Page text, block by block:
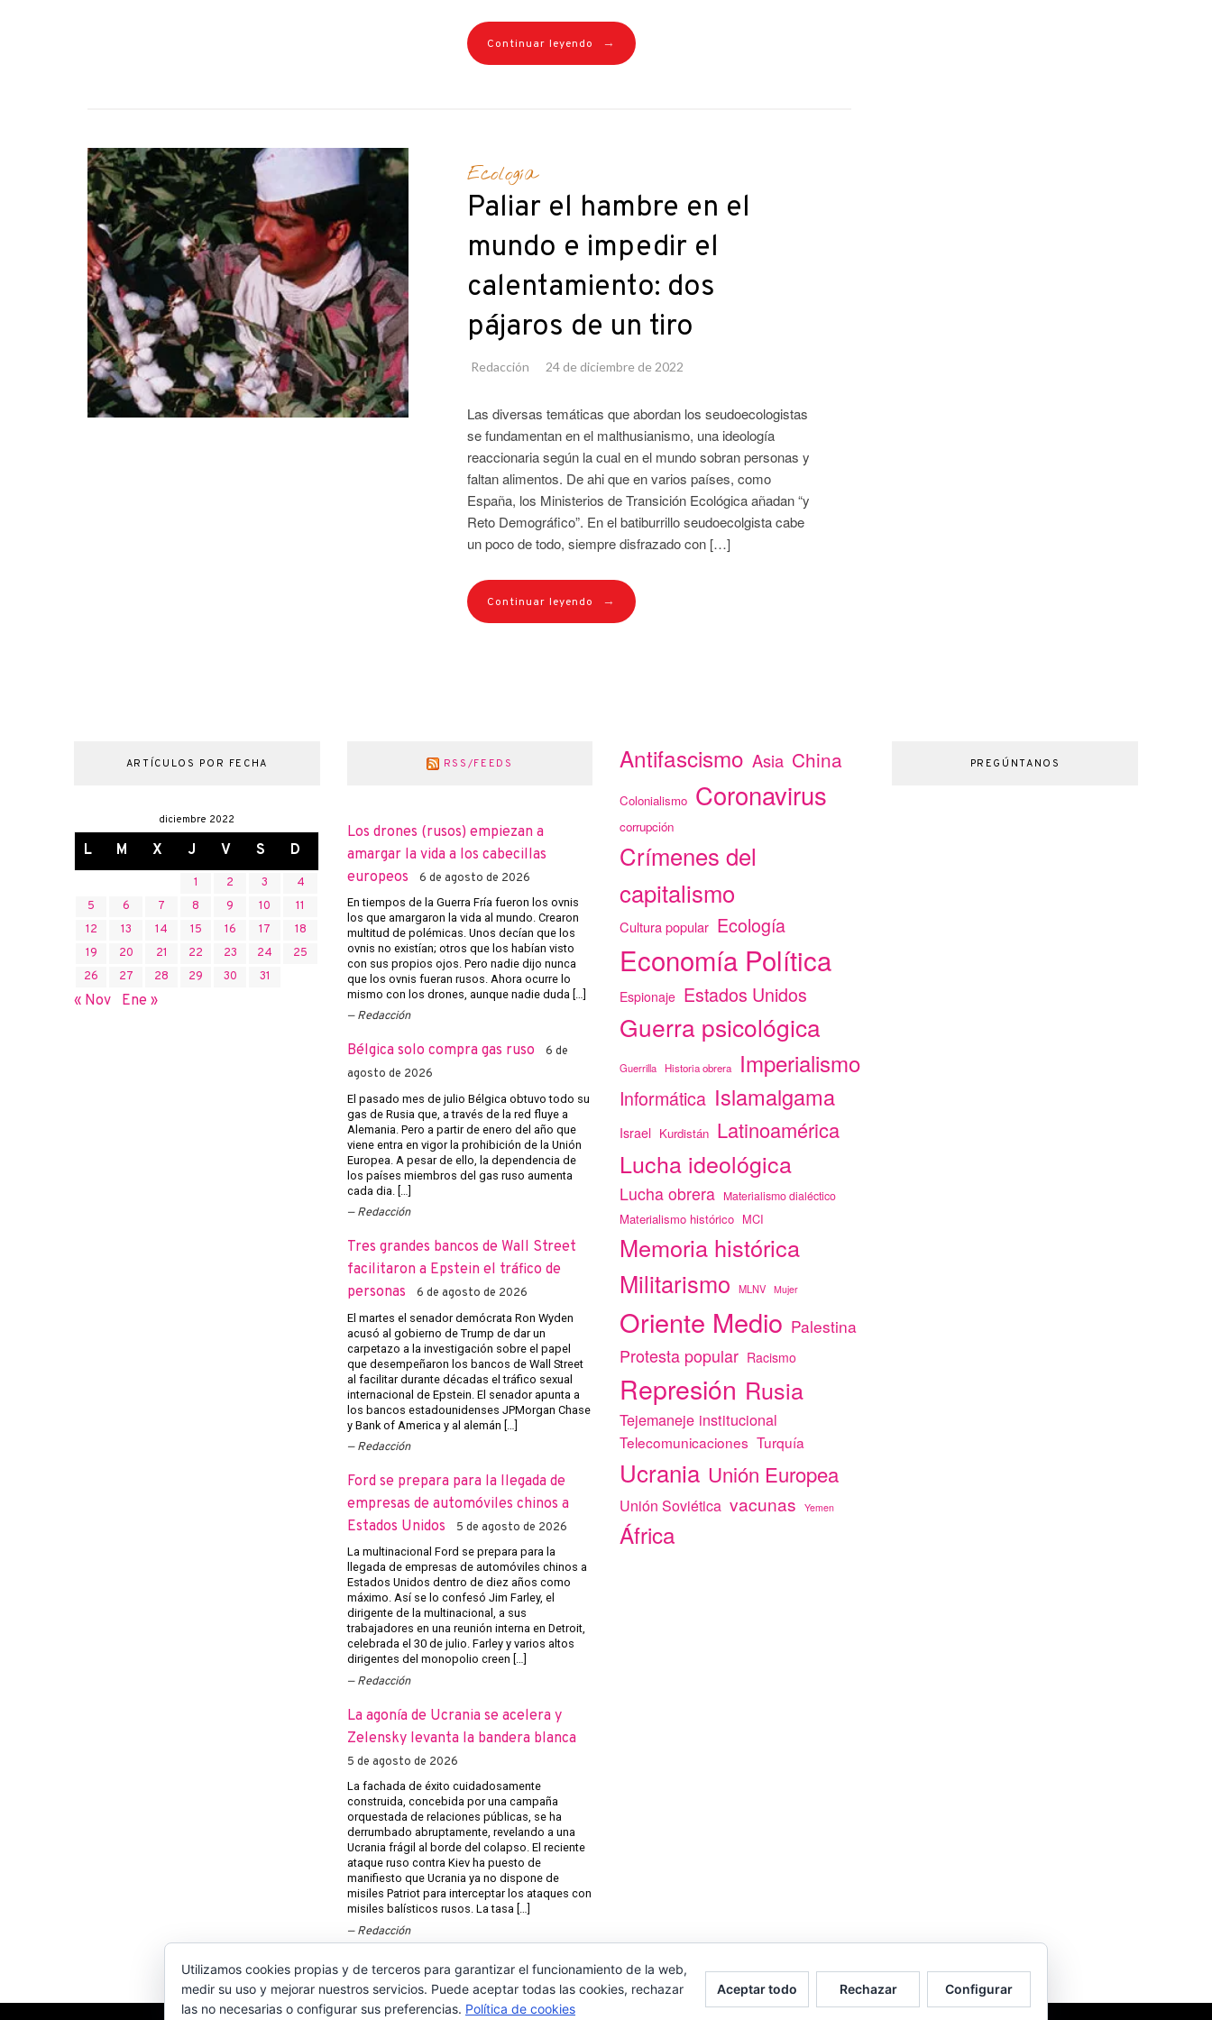
Continuar leyendo →
Ecología
Paliar el hambre en el
mundo e impedir el
calentamiento: dos
pájaros de un tiro
Redacción 24 de diciembre de 2022
Las diversas temáticas que abordan los seudoecologistas
se fundamentan en el malthusianismo, una ideología
reaccionaria según la cual en el mundo sobran personas y
faltan alimentos. De ahi que en varios países, como
España, los Ministerios de Transición Ecológica añadan “y
Reto Demográfico”. En el batiburrillo seudoecolgista cabe
un poco de todo, siempre disfrazado con […]
Continuar leyendo →
ARTÍCULOS POR FECHA
diciembre 2022
L M X J V S D
1 2 3
4
5
6 7 8 9 10
11
12
13 14 15 16 17
18
19
20 21 22 23 24
25
26
27 28 29 30 31
« Nov Ene »
RSS/FEEDS
Los drones (rusos) empiezan a
amargar la vida a los cabecillas
europeos
6 de agosto de 2026
En tiempos de la Guerra Fría fueron los ovnis
los que amargaron la vida al mundo. Crearon
multitud de polémicas. Unos decían que los
ovnis no existían; otros que los habían visto
con sus propios ojos. Pero nadie dijo nunca
que los ovnis fueran rusos. Ahora ocurre lo
mismo con los drones, aunque nadie duda […]
Redacción
Bélgica solo compra gas ruso
6 de
agosto de 2026
El pasado mes de julio Bélgica obtuvo todo su
gas de Rusia que, a través de la red fluye a
Alemania. Pero a partir de enero del año que
viene entra en vigor la prohibición de la Unión
Europea. A pesar de ello, la dependencia de
los países miembros del gas ruso aumenta
cada dia. […]
Redacción
Tres grandes bancos de Wall Street
facilitaron a Epstein el tráfico de
personas
6 de agosto de 2026
El martes el senador demócrata Ron Wyden
acusó al gobierno de Trump de dar un
carpetazo a la investigación sobre el papel
que desempeñaron los bancos de Wall Street
al facilitar durante décadas el tráfico sexual
internacional de Epstein. El senador apunta a
los bancos estadounidenses JPMorgan Chase
y Bank of America y al alemán […]
Redacción
Ford se prepara para la llegada de
empresas de automóviles chinos a
Estados Unidos
5 de agosto de 2026
La multinacional Ford se prepara para la
llegada de empresas de automóviles chinos a
Estados Unidos dentro de diez años como
máximo. Así se lo confesó Jim Farley, el
dirigente de la multinacional, a sus
trabajadores en una reunión interna en Detroit,
celebrada el 30 de julio. Farley y varios altos
dirigentes del monopolio creen […]
Redacción
La agonía de Ucrania se acelera y
Zelensky levanta la bandera blanca
5 de agosto de 2026
La fachada de éxito cuidadosamente
construida, concebida por una campaña
orquestada de relaciones públicas, se ha
derrumbado abruptamente, revelando a una
Ucrania frágil al borde del colapso. El reciente
ataque ruso contra Kiev ha puesto de
manifiesto que Ucrania ya no dispone de
misiles Patriot para interceptar los ataques con
misiles balísticos rusos. La tasa […]
Redacción
Antifascismo Asia China
Colonialismo Coronavirus
corrupción
Crímenes del
capitalismo
Cultura popular Ecología
Economía Política
Espionaje Estados Unidos
Guerra psicológica
Guerrilla Historia obrera Imperialismo
Informática Islamalgama
Israel Kurdistán Latinoamérica
Lucha ideológica
Lucha obrera Materialismo dialéctico
Materialismo histórico MCI
Memoria histórica
Militarismo
MLNV Mujer
Oriente Medio Palestina
Protesta popular Racismo
Represión Rusia
Tejemaneje institucional
Telecomunicaciones Turquía
Ucrania Unión Europea
Unión Soviética vacunas Yemen
África
PREGÚNTANOS
Utilizamos cookies propias y de terceros para garantizar el funcionamiento de la web,
medir su uso y mejorar nuestros servicios. Puede aceptar todas las cookies, rechazar
las no necesarias o configurar sus preferencias. Política de cookies
Aceptar todo Rechazar Configurar